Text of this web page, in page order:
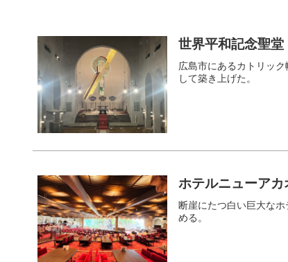
世界平和記念聖堂
広島市にあるカトリッ
して築き上げた。
ホテルニューアカ
断崖にたつ白い巨大な
める。